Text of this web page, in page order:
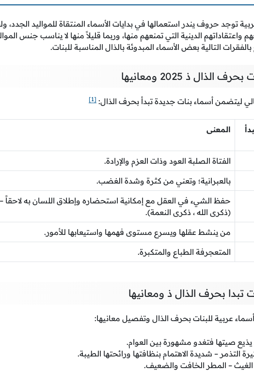
توجد حروف يندر استعمالها في بدايات الأسماء المنتقاة للمواليد
واعتقاداتهم الدينية التي تمنعهم منها، وربما قليلاً منها لا يناسب جنس
بالفقرات التالية بعض الأسماء المبدوئة بالذال المناسبة للبنات.
الذال ذ 2025 ومعانيها
ليتضمن أسماء بنات جديدة تبدأ بحرف الذال: [1]
المعنى
الفتاة الصلبة العود وذات العزم والإرادة.
بالعبرانية؛ وتعني من كثرة وشدة الغضب.
حفظ الشيء في العقل مع إمكانية استحضاره وإطلاق اللسان به لاحقاً –
(ذكرى الله ، ذكرى النعمة).
من ينشط عقلها ويسرع مستوى فهمها واستيعابها للأمور.
المتعجرفة الطباع والمتكبرة.
تبدا بحرف الذال ذ ومعانيها
عربية للبنات بحرف الذال وتفصيل معانيها:
صيتها فتغدو مشهورة بين العوام.
التذمر – شديدة الاهتمام بنظافتها ورائحتها الطيبة.
– المطر الخافت والضعيف.